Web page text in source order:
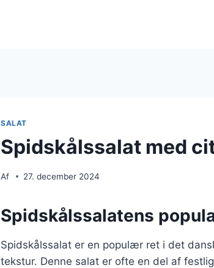
SALAT
Spidskålssalat med
Af 27. december 2024
Spidskålssalatens
Spidskålssalat er en populær ret i det
tekstur. Denne salat er ofte en del af